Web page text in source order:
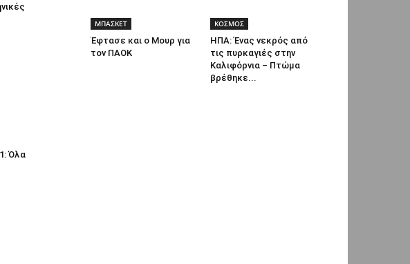
Όλα
ΜΠΑΣΚΕΤ
Έφτασε και ο Μουρ για
τον ΠΑΟΚ
ΚΟΣΜΟΣ
ΗΠΑ: Ένας νεκρός από
τις πυρκαγιές στην
Καλιφόρνια – Πτώμα
βρέθηκε...